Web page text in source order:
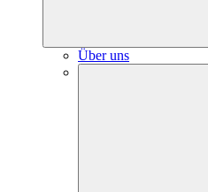
Über uns